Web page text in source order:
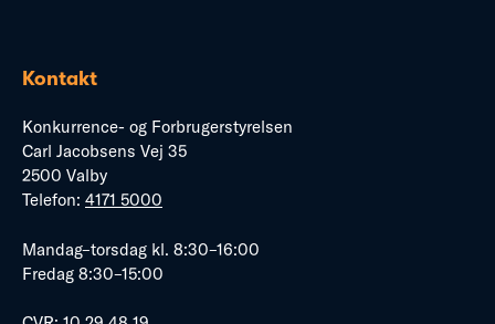
Kontakt
Konkurrence- og Forbrugerstyrelsen
Carl Jacobsens Vej 35
2500 Valby
Telefon: 4171 5000
Mandag–torsdag kl. 8:30–16:00
Fredag 8:30–15:00